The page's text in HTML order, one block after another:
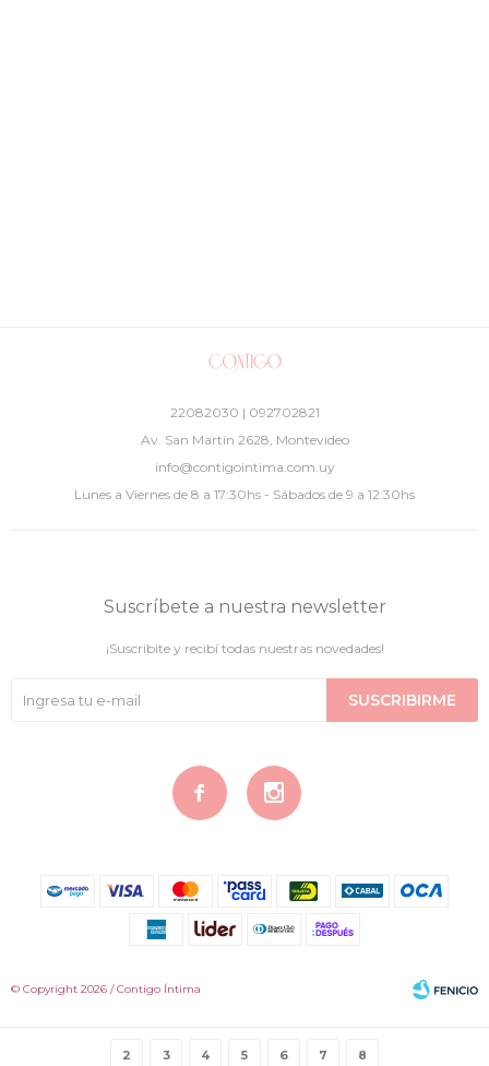
2 3 4 5 6 7 8
22082030 | 092702821
Av. San Martín 2628, Montevideo
info@contigointima.com.uy
Lunes a Viernes de 8 a 17:30hs - Sábados de 9 a 12:30hs
Suscríbete a nuestra newsletter
¡Suscribite y recibí todas nuestras novedades!
SUSCRIBIRME
 
© Copyright 2026 / Contigo Íntima